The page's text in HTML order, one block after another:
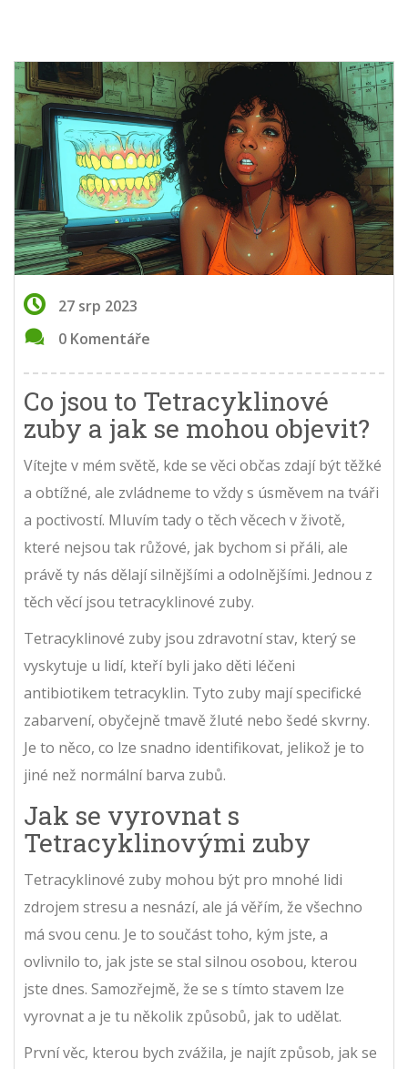
27 srp 2023
0 Komentáře
Co jsou to Tetracyklinové
zuby a jak se mohou objevit?
Vítejte v mém světě, kde se věci občas zdají být těžké
a obtížné, ale zvládneme to vždy s úsměvem na tváři
a poctivostí. Mluvím tady o těch věcech v životě,
které nejsou tak růžové, jak bychom si přáli, ale
právě ty nás dělají silnějšími a odolnějšími. Jednou z
těch věcí jsou tetracyklinové zuby.
Tetracyklinové zuby jsou zdravotní stav, který se
vyskytuje u lidí, kteří byli jako děti léčeni
antibiotikem tetracyklin. Tyto zuby mají specifické
zabarvení, obyčejně tmavě žluté nebo šedé skvrny.
Je to něco, co lze snadno identifikovat, jelikož je to
jiné než normální barva zubů.
Jak se vyrovnat s
Tetracyklinovými zuby
Tetracyklinové zuby mohou být pro mnohé lidi
zdrojem stresu a nesnází, ale já věřím, že všechno
má svou cenu. Je to součást toho, kým jste, a
ovlivnilo to, jak jste se stal silnou osobou, kterou
jste dnes. Samozřejmě, že se s tímto stavem lze
vyrovnat a je tu několik způsobů, jak to udělat.
První věc, kterou bych zvážila, je najít způsob, jak se